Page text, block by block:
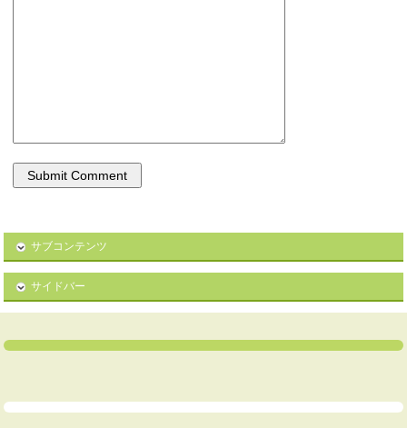
サブコンテンツ
サイドバー